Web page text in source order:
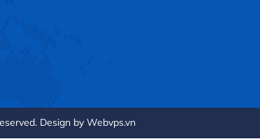
Design by Webvps.vn